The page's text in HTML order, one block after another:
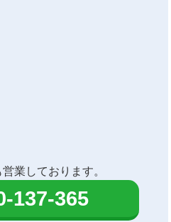
業しております。
137-365